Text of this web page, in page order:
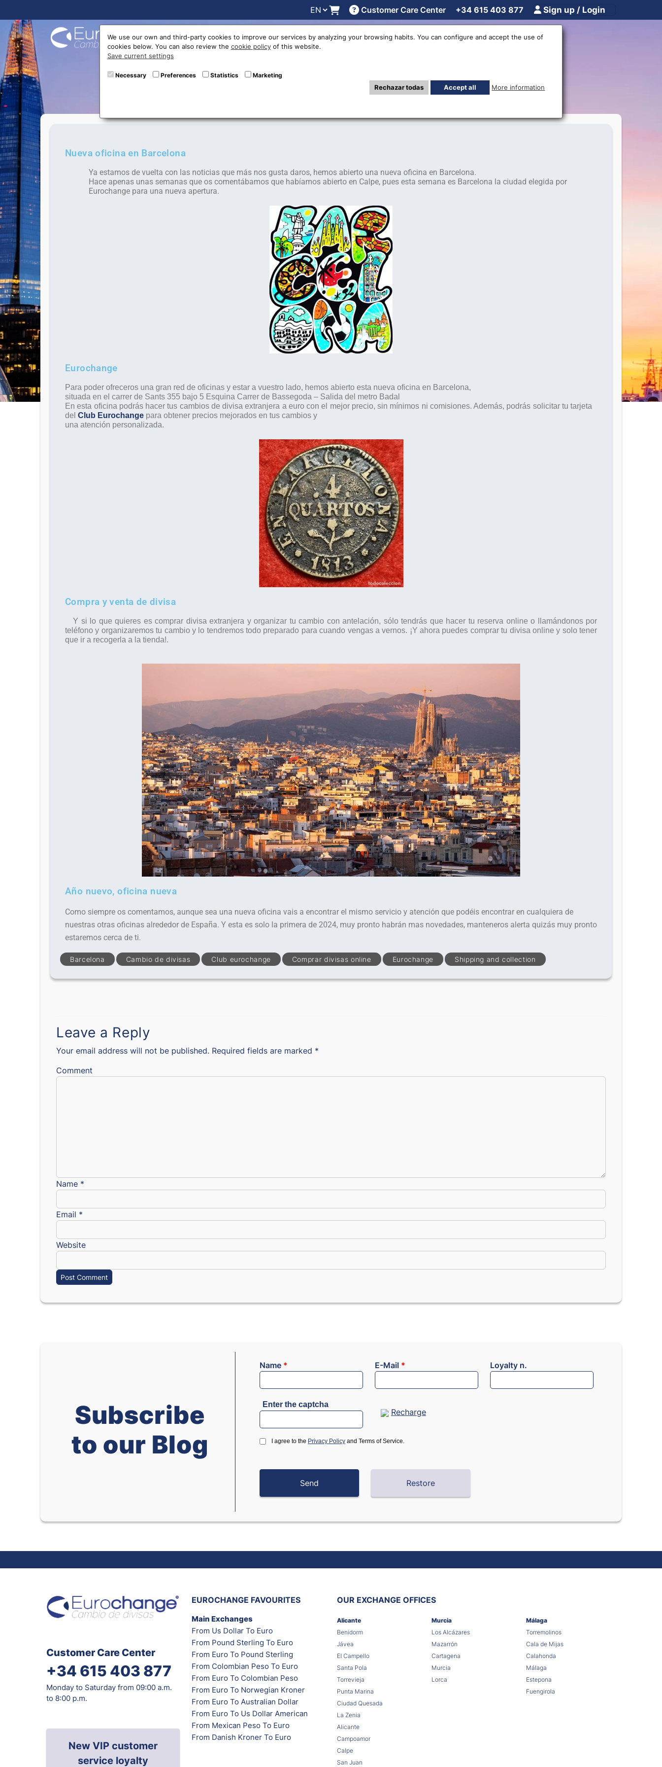
Customer Care Center +34 615 403 877 Sign up / Login
Buy Online Exchange rates Locations Work with us Others
New office in Barcelona
Nueva oficina en Barcelona
Ya estamos de vuelta con las noticias que más nos gusta daros, hemos abierto una nueva oficina en Barcelona.
Hace apenas unas semanas que os comentábamos que habíamos abierto en Calpe, pues esta semana es Barcelona la ciudad elegida por
Eurochange para una nueva apertura.
Eurochange
Para poder ofreceros una gran red de oficinas y estar a vuestro lado, hemos abierto esta nueva oficina en Barcelona,
situada en el carrer de Sants 355 bajo 5 Esquina Carrer de Bassegoda – Salida del metro Badal
En esta oficina podrás hacer tus cambios de divisa extranjera a euro con el mejor precio, sin mínimos ni comisiones. Además, podrás solicitar tu tarjeta
del Club Eurochange para obtener precios mejorados en tus cambios y
una atención personalizada.
Compra y venta de divisa
Y si lo que quieres es comprar divisa extranjera y organizar tu cambio con antelación, sólo tendrás que hacer tu reserva online o llamándonos por
teléfono y organizaremos tu cambio y lo tendremos todo preparado para cuando vengas a vernos. ¡Y ahora puedes comprar tu divisa online y solo tener
que ir a recogerla a la tienda!.
Año nuevo, oficina nueva
Como siempre os comentamos, aunque sea una nueva oficina vais a encontrar el mismo servicio y atención que podéis encontrar en cualquiera de
nuestras otras oficinas alrededor de España. Y esta es solo la primera de 2024, muy pronto habrán mas novedades, manteneros alerta quizás muy pronto
estaremos cerca de ti.
Barcelona Cambio de divisas Club eurochange Comprar divisas online Eurochange Shipping and collection
Leave a Reply
Your email address will not be published. Required fields are marked *
Comment
Name *
Email *
Website
Subscribe
to our Blog
Name * E-Mail * Loyalty n.
Enter the captcha
Recharge
I agree to the Privacy Policy and Terms of Service.
Customer Care Center
+34 615 403 877
Monday to Saturday from 09:00 a.m.
to 8:00 p.m.
New VIP customer
service loyalty
EUROCHANGE FAVOURITES
Main Exchanges
From Us Dollar To Euro
From Pound Sterling To Euro
From Euro To Pound Sterling
From Colombian Peso To Euro
From Euro To Colombian Peso
From Euro To Norwegian Kroner
From Euro To Australian Dollar
From Euro To Us Dollar American
From Mexican Peso To Euro
From Danish Kroner To Euro
OUR EXCHANGE OFFICES
Alicante
Benidorm
Jávea
El Campello
Santa Pola
Torrevieja
Punta Marina
Ciudad Quesada
La Zenia
Alicante
Campoamor
Calpe
San Juan
Murcia
Los Alcázares
Mazarrón
Cartagena
Murcia
Lorca
Málaga
Torremolinos
Cala de Mijas
Calahonda
Málaga
Estepona
Fuengirola
We use our own and third-party cookies to improve our services by analyzing your browsing habits. You can configure and accept the use of
cookies below. You can also review the cookie policyof this website.
Save current settings
Necessary Preferences Statistics Marketing
Rechazar todas Accept all More information